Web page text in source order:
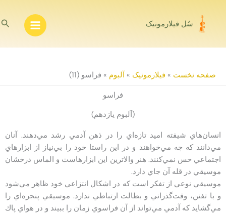
سُل فیلارمونیک
صفحه نخست » فیلارمونیک » آلبوم » فراسو (11)
فراسو
(آلبوم یازدهم)
انسان‌هاي شيفته اميد تازه‌اي را در ذهن آدمي رشد مي‌دهند. آنان
مي‌دانند كه چه مي‌خواهند و در اين راستا خود را بي‌نياز از ابزار‌هاي
اجتماعي حس نمي‌كنند. هنر والاترين اين ابزارهاست و الماس درخشان
موسيقي در قله آن جاي دارد.
موسيقي نوعي از تفكر است كه در اشكال انتزاعي خود ظاهر مي‌شود
و با تفنن، وقت‌گذراني و بطالت ارتباطي ندارد. موسيقي پنجره‌اي را
مي‌گشايد كه آدمي مي‌تواند از آن فراسوي زمان را ببيند و در هواي پاك